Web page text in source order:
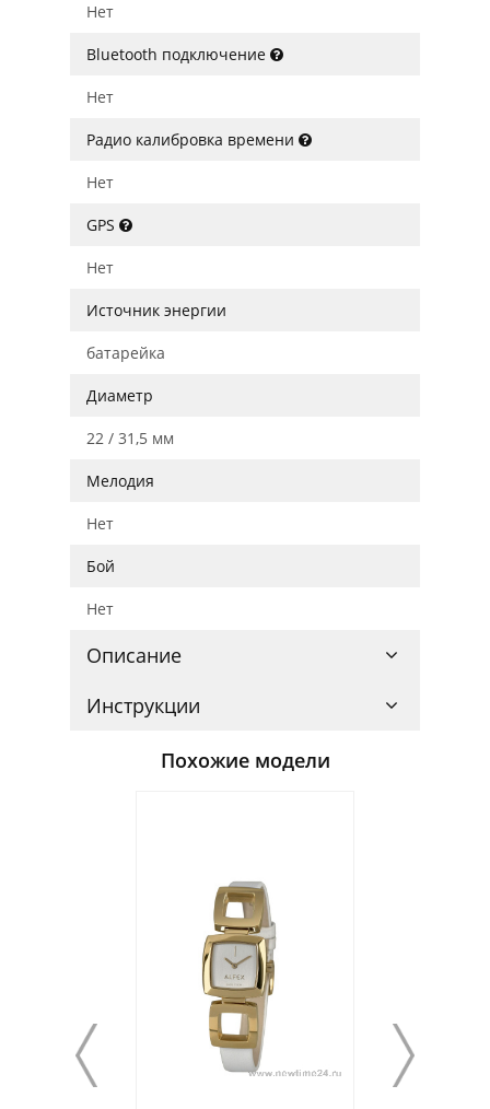
Нет
Bluetooth подключение
Нет
Радио калибровка времени
Нет
GPS
Нет
Источник энергии
батарейка
Диаметр
22 / 31,5 мм
Мелодия
Нет
Бой
Нет
Описание
Инструкции
Похожие модели